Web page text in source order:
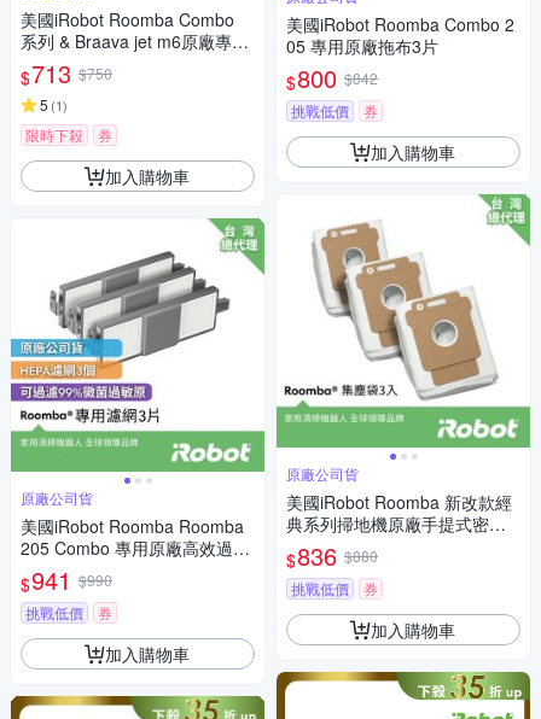
美國iRobot Roomba Combo
系列 & Braava jet m6原廠專用
濃縮清潔劑 300ml 一罐
$713 $750
5 (1)
限時下殺 券
加入購物車
原廠公司貨
美國iRobot Roomba Roomba
205 Combo 專用原廠高效過濾
網3片
$941 $990
挑戰低價
券
加入購物車
美國iRobot Roomba Combo 2
05 專用原廠拖布3片
$800 $842
挑戰低價
券
加入購物車
原廠公司貨
美國iRobot Roomba 新改款經
典系列掃地機原廠手提式密封
集塵袋3入
$836 $880
挑戰低價
券
加入購物車